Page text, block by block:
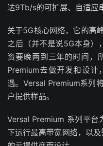
达9Tb/s的可扩展、自适应
关于5G核心网络，它的高
之后（并不是说5G本身）
资要晚两到三年的时间，
Premium去做开发和设
遇。Versal Premium系列
户提供样品。
Versal Premium 系列平台
下运行最高带宽网络，以